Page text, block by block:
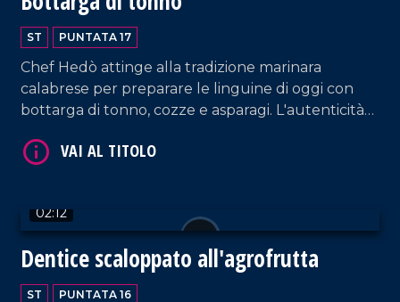
ST PUNTATA 17
Chef Hedò attinge alla tradizione marinara
calabrese per preparare le linguine di oggi con
bottarga di tonno, cozze e asparagi. L'autenticità
02:12
Dentice scaloppato all'agrofrutta
ST PUNTATA 16
VAI AL TITOLO